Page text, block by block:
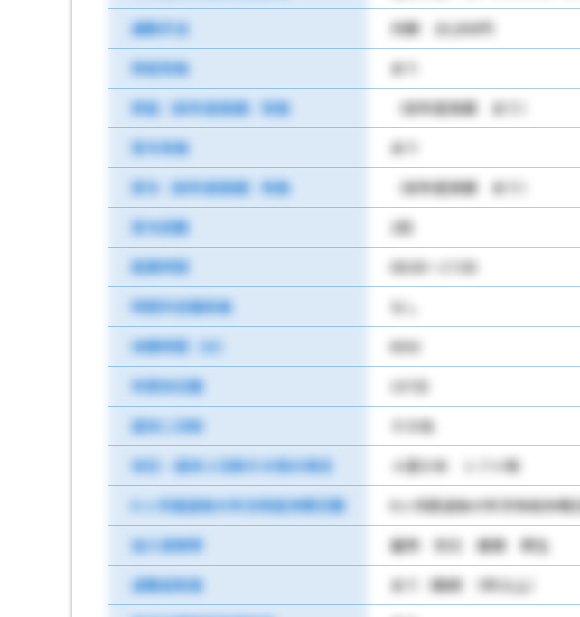
通勤手当
月額 20,000円
昇給有無
あり
昇給（前年度実績）有無
（前年度実績 あり）
賞与有無
あり
賞与（前年度実績）有無
（前年度実績 あり）
賞与回数
2回
就業時間
08:00～17:00
時間外労働有無
なし
休憩時間（分）
60分
年間休日数
107日
週休二日制
その他
休日・週休２日制その他の場合
４週８休 シフト制
6 ヶ月経過後の年次有給休暇日数
6ヶ月経過後の年次有給休
加入保険等
雇用 労災 健康 厚生
退職金制度
あり（勤続 5年以上）